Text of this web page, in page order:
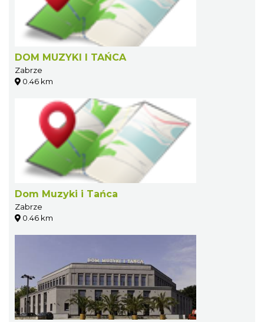
DOM MUZYKI I TAŃCA
Zabrze
0.46 km
Dom Muzyki i Tańca
Zabrze
0.46 km